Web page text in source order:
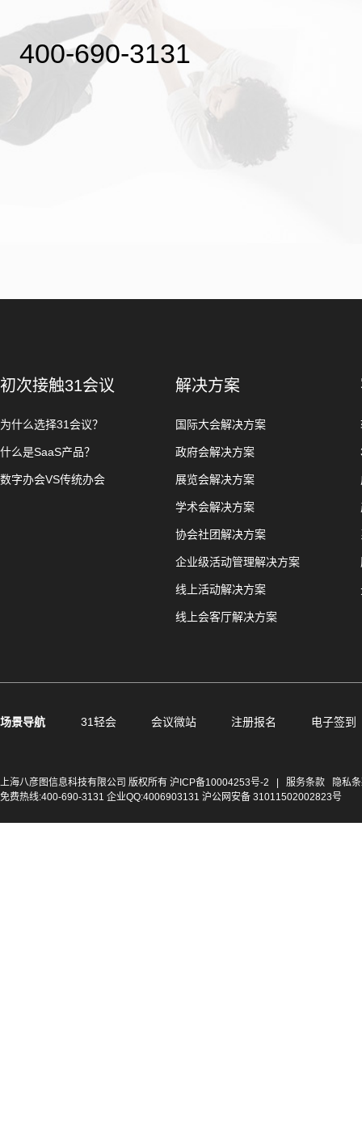
400-690-3131
初次接触31会议
为什么选择31会议？
什么是SaaS产品？
数字办会VS传统办会
解决方案
国际大会解决方案
政府会解决方案
展览会解决方案
学术会解决方案
协会社团解决方案
企业级活动管理解决方案
线上活动解决方案
线上会客厅解决方案
场景导航 31轻会 会议微站 注册报名 电子签到
上海八彦图信息科技有限公司 版权所有 沪ICP备10004253号-2 服务条款
隐私
免费热线:400-690-3131 企业QQ:4006903131 沪公网安备 31011502002823号